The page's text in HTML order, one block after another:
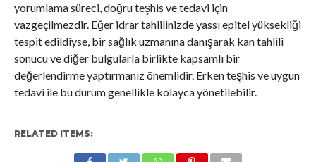
yorumlama süreci, doğru teşhis ve tedavi için
vazgeçilmezdir. Eğer idrar tahlilinizde yassı epitel yüksekliği
tespit edildiyse, bir sağlık uzmanına danışarak kan tahlili
sonucu ve diğer bulgularla birlikte kapsamlı bir
değerlendirme yaptırmanız önemlidir. Erken teşhis ve uygun
tedavi ile bu durum genellikle kolayca yönetilebilir.
RELATED ITEMS: